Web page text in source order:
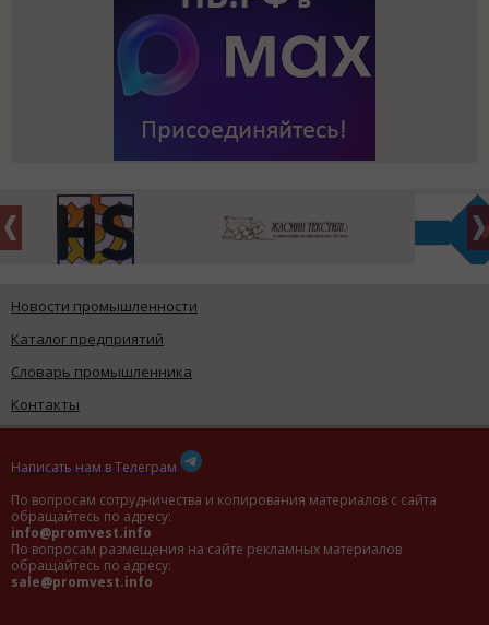
Новости промышленности
Каталог предприятий
Словарь промышленника
Контакты
Написать нам в Телеграм
По вопросам сотрудничества и копирования материалов с сайта
обращайтесь по адресу:
info@promvest.info
По вопросам размещения на сайте рекламных материалов
обращайтесь по адресу:
sale@promvest.info